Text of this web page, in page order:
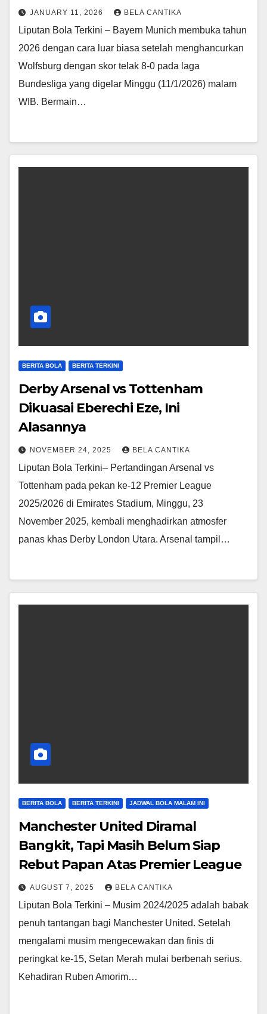
JANUARY 11, 2026 BELA CANTIKA
Liputan Bola Terkini – Bayern Munich membuka tahun
2026 dengan cara luar biasa setelah menghancurkan
Wolfsburg dengan skor telak 8-0 pada laga
Bundesliga yang digelar Minggu (11/1/2026) malam
WIB. Bermain…
BERITA BOLA BERITA TERKINI
Derby Arsenal vs Tottenham
Dikuasai Eberechi Eze, Ini
Alasannya
NOVEMBER 24, 2025 BELA CANTIKA
Liputan Bola Terkini– Pertandingan Arsenal vs
Tottenham pada pekan ke-12 Premier League
2025/2026 di Emirates Stadium, Minggu, 23
November 2025, kembali menghadirkan atmosfer
panas khas Derby London Utara. Arsenal tampil…
BERITA BOLA BERITA TERKINI JADWAL BOLA MALAM INI
Manchester United Diramal
Bangkit, Tapi Masih Belum Siap
Rebut Papan Atas Premier League
AUGUST 7, 2025 BELA CANTIKA
Liputan Bola Terkini – Musim 2024/2025 adalah babak
penuh tantangan bagi Manchester United. Setelah
mengalami musim mengecewakan dan finis di
peringkat ke-15, Setan Merah mulai berbenah serius.
Kehadiran Ruben Amorim…